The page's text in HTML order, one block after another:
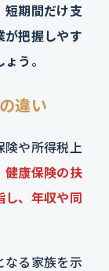
短期間だけ支
が把握しやす
ょう 。
違い
険や所得税上
健康保険の扶
し、年収や同
なる家族を示